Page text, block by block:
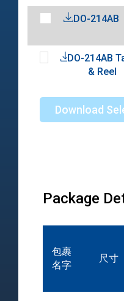
DO-214AB
DO-214AB
& Reel
Download
Package
包裹
名字
尺寸